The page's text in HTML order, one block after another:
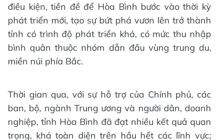
điều kiện, tiền đề để Hòa Bình bước vào thời kỳ
phát triển mới, tạo sự bứt phá vươn lên trở thành
tỉnh có trình độ phát triển khá, có mức thu nhập
bình quân thuộc nhóm dẫn đầu vùng trung du,
miền núi phía Bắc.
Thời gian qua, với sự hỗ trợ của Chính phủ, các
ban, bộ, ngành Trung ương và người dân, doanh
nghiệp, tỉnh Hòa Bình đã đạt nhiều kết quả quan
trọng, khá toàn diện trên hầu hết các lĩnh vực;